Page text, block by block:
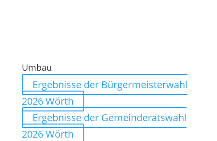
Umbau
Ergebnisse der Bürgermeisterwahl
2026 Wörth
Ergebnisse der Gemeinderatswahl
2026 Wörth